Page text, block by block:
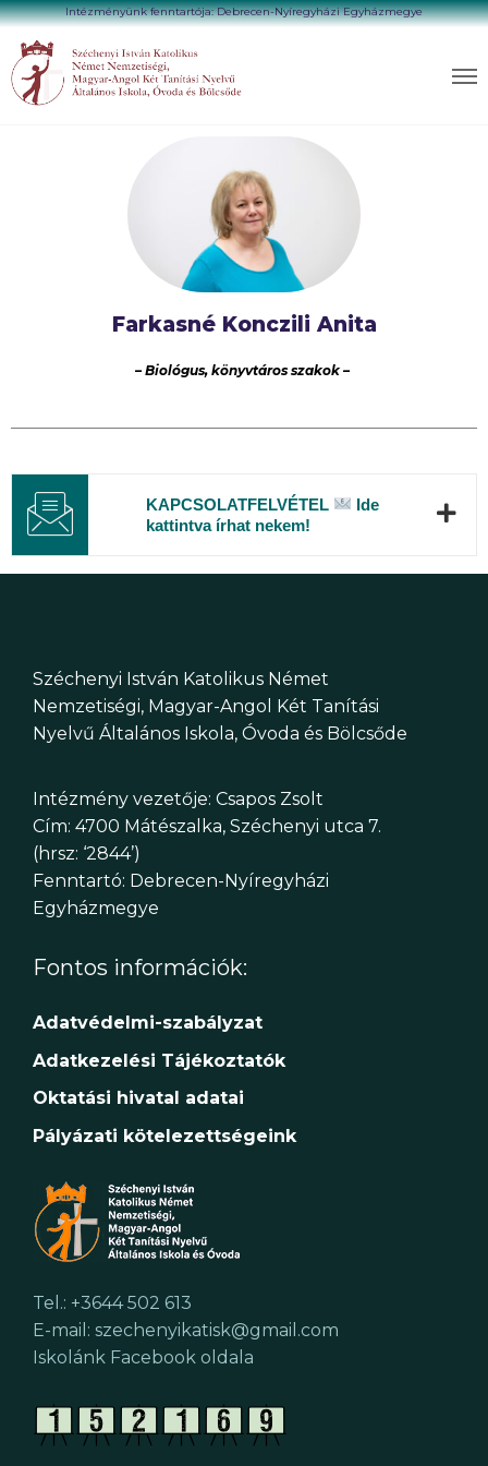
Intézményünk fenntartója: Debrecen-Nyíregyházi Egyházmegye
Farkasné Konczili Anita
– Biológus, könyvtáros szakok –
KAPCSOLATFELVÉTEL
Ide
kattintva írhat nekem!
Széchenyi István Katolikus Német
Nemzetiségi, Magyar-Angol Két Tanítási
Nyelvű Általános Iskola, Óvoda és Bölcsőde
Intézmény vezetője: Csapos Zsolt
Cím: 4700 Mátészalka, Széchenyi utca 7.
(hrsz: ‘2844’)
Fenntartó: Debrecen-Nyíregyházi
Egyházmegye
Fontos információk:
Adatvédelmi-szabályzat
Adatkezelési Tájékoztatók
Oktatási hivatal adatai
Pályázati kötelezettségeink
Tel.: +3644 502 613
E-mail: szechenyikatisk@gmail.com
Iskolánk Facebook oldala